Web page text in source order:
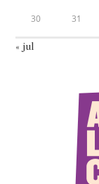
30 31
« jul